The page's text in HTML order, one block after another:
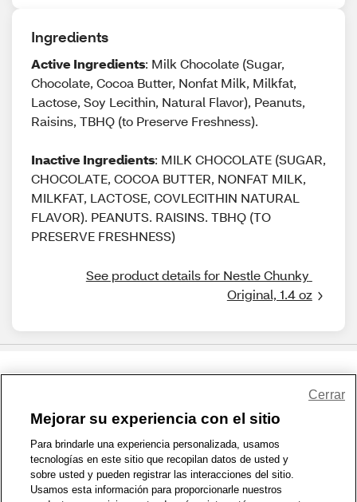
Ingredients
Active Ingredients: Milk Chocolate (Sugar,
Chocolate, Cocoa Butter, Nonfat Milk, Milkfat,
Lactose, Soy Lecithin, Natural Flavor), Peanuts,
Raisins, TBHQ (to Preserve Freshness).
Inactive Ingredients: MILK CHOCOLATE (SUGAR,
CHOCOLATE, COCOA BUTTER, NONFAT MILK,
MILKFAT, LACTOSE, COVLECITHIN NATURAL
FLAVOR). PEANUTS. RAISINS. TBHQ (TO
PRESERVE FRESHNESS)
See product details for Nestle Chunky
Original, 1.4 oz
1-800-679-9691 | Contáctenos | Términos de Uso | Accesibilidad
Política de Privacidad | WA Privacy Policy | Mapa del sitio
Zona de Bienestar | © 1999 - 2026 CVS.com
Mejorar su experiencia con el sitio
Para brindarle una experiencia personalizada, usamos
tecnologías en este sitio que recopilan datos de usted y
sobre usted y pueden registrar las interacciones del sitio.
Usamos esta información para proporcionarle nuestros
Cerrar